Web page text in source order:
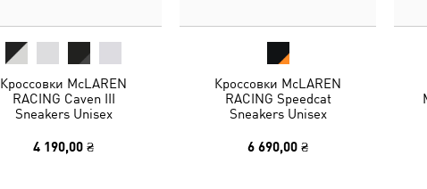
Кроссовки McLAREN
RACING Caven III
Sneakers Unisex
4 190,00 ₴
Кроссовки McLAREN
RACING Speedcat
Sneakers Unisex
6 690,00 ₴